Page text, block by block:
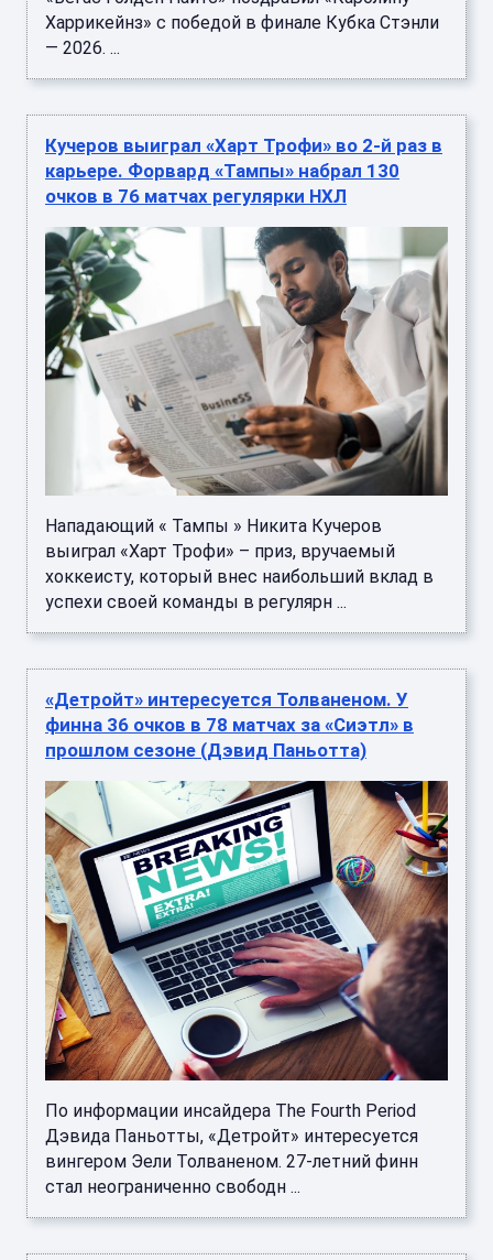
Харрикейнз» с победой в финале Кубка Стэнли
— 2026. ...
Кучеров выиграл «Харт Трофи» во 2-й раз в
карьере. Форвард «Тампы» набрал 130
очков в 76 матчах регулярки НХЛ
Нападающий « Тампы » Никита Кучеров
выиграл «Харт Трофи» – приз, вручаемый
хоккеисту, который внес наибольший вклад в
успехи своей команды в регулярн ...
«Детройт» интересуется Толваненом. У
финна 36 очков в 78 матчах за «Сиэтл» в
прошлом сезоне (Дэвид Паньотта)
По информации инсайдера The Fourth Period
Дэвида Паньотты, «Детройт» интересуется
вингером Эели Толваненом. 27-летний финн
стал неограниченно свободн ...